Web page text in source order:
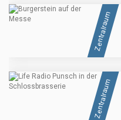
Zentralraum
Zentralraum